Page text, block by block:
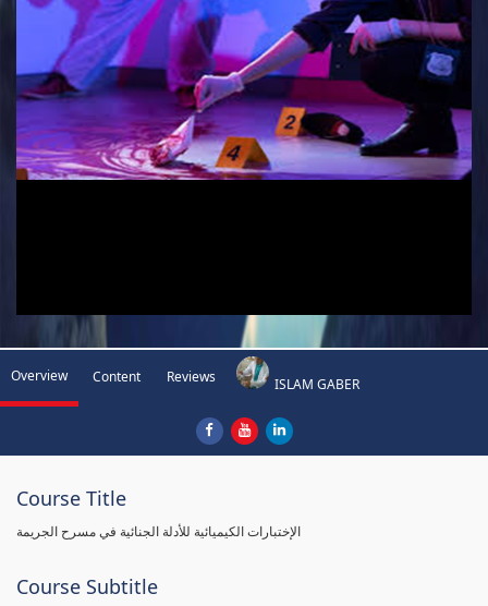
Overview Content Reviews ISLAM GABER
Course Title
الإختبارات الكيميائية للأدلة الجنائية في مسرح الجريمة
Course Subtitle